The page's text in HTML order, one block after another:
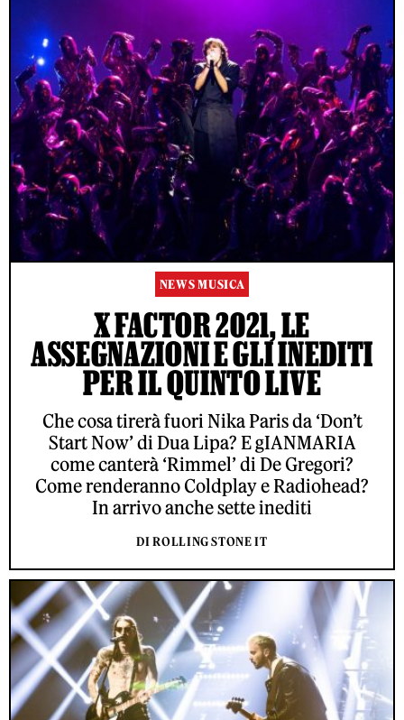
NEWS MUSICA
X FACTOR 2021, LE
ASSEGNAZIONI E GLI INEDITI
PER IL QUINTO LIVE
Che cosa tirerà fuori Nika Paris da ‘Don’t
Start Now’ di Dua Lipa? E gIANMARIA
come canterà ‘Rimmel’ di De Gregori?
Come renderanno Coldplay e Radiohead?
In arrivo anche sette inediti
DI ROLLING STONE IT